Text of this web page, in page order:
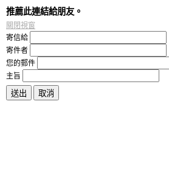
推薦此連結給朋友。
關閉視窗
寄信給
寄件者
您的郵件
主旨
送出 取消